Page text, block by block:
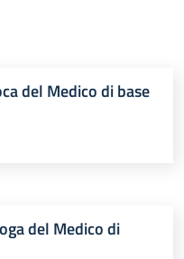
del Medico di base
del Medico di